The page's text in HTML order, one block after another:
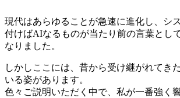
現代はあらゆることが急速に進化し、シ
付けばAIなるものが当たり前の言葉とし
なりました。
しかしここには、昔から受け継がれてき
いる姿があります。
色々ご説明いただく中で、私が一番強く